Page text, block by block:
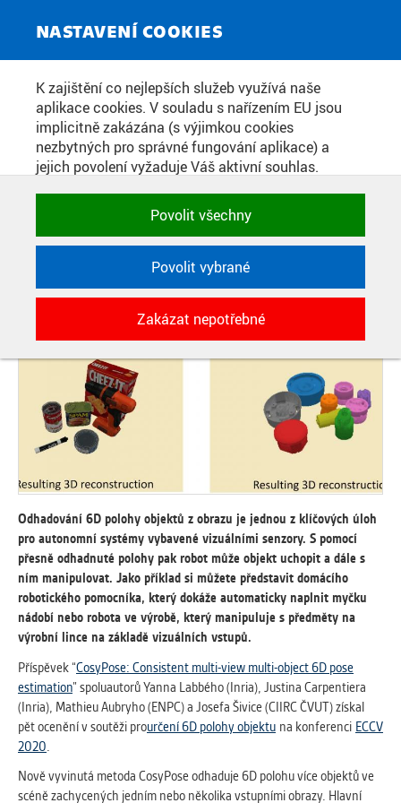
NASTAVENÍ COOKIES
K zajištění co nejlepších služeb využívá naše
aplikace cookies. V souladu s nařízením EU jsou
implicitně zakázána (s výjimkou cookies
nezbytných pro správné fungování aplikace) a
jejich povolení vyžaduje Váš aktivní souhlas.
zakázat, případně vybrat a povolit cookies podle
kategorie. Svoje rozhodnutí můžete samozřejmě
kdykoli změnit.
POTŘEBNÉ
Technické cookies využívané aplikacemi
ČVUT pro uchování jejich nastavení,
vlastností a identifikátorů relace. Jsou
nezbytné pro správné fungování a jsou
vždy aktivní.
ANALYTICKÉ
Slouží pro získávání anonymizovaných
vylepšovat naše aplikace. Zpravidla jde o
cookies systémů třetích stran, které k
těmto účelům využíváme.
MARKETINGOVÉ
Využívané za účelem zobrazení
správných nabídek a cílení obsahu podle
Vašich preferencí. Zpravidla jde o
cookies systémů třetích stran, které nám
s analýzou uživatelského chování
pomáhají.
OSTATNÍ
Povolit všechny
Povolit vybrané
Zakázat nepotřebné
ZPRAVODAJSKÝ SERVIS
ODBORNÍCI Z CIIRC ČVUT SE
PODÍLÍ NA VÝVOJI 6D POLOHY
OBJEKTU
30. 10. 2020
Odhadování 6D polohy objektů z obrazu je jednou z klíčových úloh
pro autonomní systémy vybavené vizuálními senzory. S pomocí
přesně odhadnuté polohy pak robot může objekt uchopit a dále s
ním manipulovat. Jako příklad si můžete představit domácího
robotického pomocníka, který dokáže automaticky naplnit myčku
nádobí nebo robota ve výrobě, který manipuluje s předměty na
výrobní lince na základě vizuálních vstupů.
Příspěvek “CosyPose: Consistent multi-view multi-object 6D pose
estimation” spoluautorů Yanna Labbého (Inria), Justina Carpentiera
(Inria), Mathieu Aubryho (ENPC) a Josefa Šivice (CIIRC ČVUT) získal
pět ocenění v soutěži prourčení 6D polohy objektu na konferenci ECCV
2020.
Nově vyvinutá metoda CosyPose odhaduje 6D polohu více objektů ve
scéně zachycených jedním nebo několika vstupními obrazy. Hlavní